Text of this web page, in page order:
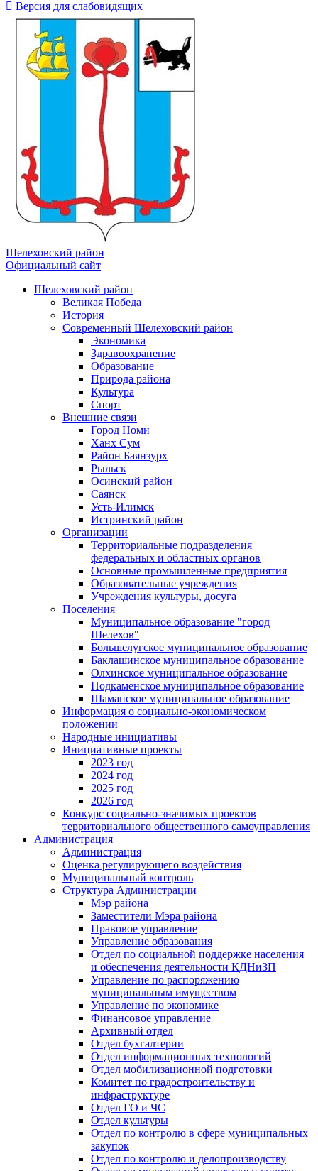
Версия для слабовидящих
Шелеховский район
Официальный сайт
Шелеховский район
Великая Победа
История
Современный Шелеховский район
Экономика
Здравоохранение
Образование
Природа района
Культура
Спорт
Внешние связи
Город Номи
Ханх Сум
Район Баянзурх
Рыльск
Осинский район
Саянск
Усть-Илимск
Истринский район
Организации
Территориальные подразделения
федеральных и областных органов
Основные промышленные предприятия
Образовательные учреждения
Учреждения культуры, досуга
Поселения
Муниципальное образование "город
Шелехов"
Большелугское муниципальное образование
Баклашинское муниципальное образование
Олхинское муниципальное образование
Подкаменское муниципальное образование
Шаманское муниципальное образование
Информация о социально-экономическом
положении
Народные инициативы
Инициативные проекты
2023 год
2024 год
2025 год
2026 год
Конкурс социально-значимых проектов
территориального общественного самоуправления
Администрация
Администрация
Оценка регулирующего воздействия
Муниципальный контроль
Структура Администрации
Мэр района
Заместители Мэра района
Правовое управление
Управление образования
Отдел по социальной поддержке населения
и обеспечения деятельности КДНиЗП
Управление по распоряжению
муниципальным имуществом
Управление по экономике
Финансовое управление
Архивный отдел
Отдел бухгалтерии
Отдел информационных технологий
Отдел мобилизационной подготовки
Комитет по градостроительству и
инфраструктуре
Отдел ГО и ЧС
Отдел культуры
Отдел по контролю в сфере муниципальных
закупок
Отдел по контролю и делопроизводству